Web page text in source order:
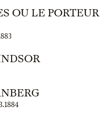
OU LE PORTEUR